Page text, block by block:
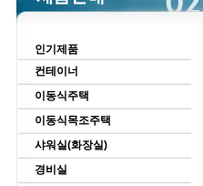
인기제품
컨테이너
이동식주택
이동식목조주택
샤워실(화장실)
경비실